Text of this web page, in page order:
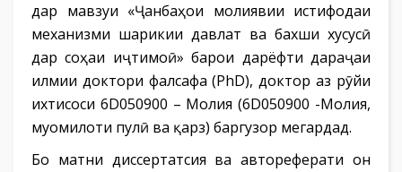
дар мавзуи «Ҷанбаҳои молиявии истифодаи
механизми шарикии давлат ва бахши хусусӣ
дар соҳаи иҷтимоӣ» барои дарёфти дараҷаи
илмии доктори фалсафа (PhD), доктор аз рӯйи
ихтисоси 6D050900 – Молия (6D050900 -Молия,
муомилоти пулӣ ва қарз) баргузор мегардад.
Бо матни диссертатсия ва автореферати он